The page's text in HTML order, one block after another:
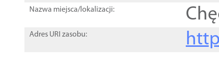
Nazwa miejsca/lokalizacji:
Adres URI zasobu: